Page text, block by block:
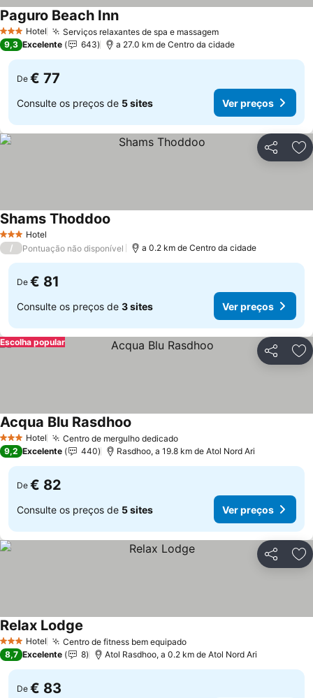
3 EstrelasHotel Serviços relaxantes de spa e massagemVer preços
Paguro Beach InnVer preços
9,3 Excelente 643 a 27.0 km de Centro da cidade
De € 77
Consulte os preços de 5 sites Ver preços
Partilhar
3 EstrelasHotel
Shams Thoddoo
/ Pontuação não disponível a 0.2 km de Centro da cidade
De € 81
Consulte os preços de 3 sites Ver preços
Partilhar
Escolha popular
3 EstrelasHotel Centro de mergulho dedicadoVer preços
Acqua Blu Rasdhoo
9,2 Excelente 440 Rasdhoo, a 19.8 km de Atol Nord Ari
De € 82
Consulte os preços de 5 sites Ver preços
Partilhar
3 EstrelasHotel Centro de fitness bem equipadoVer preços
Relax Lodge
8,7 Excelente 8 Atol Rasdhoo, a 0.2 km de Atol Nord Ari
De € 83